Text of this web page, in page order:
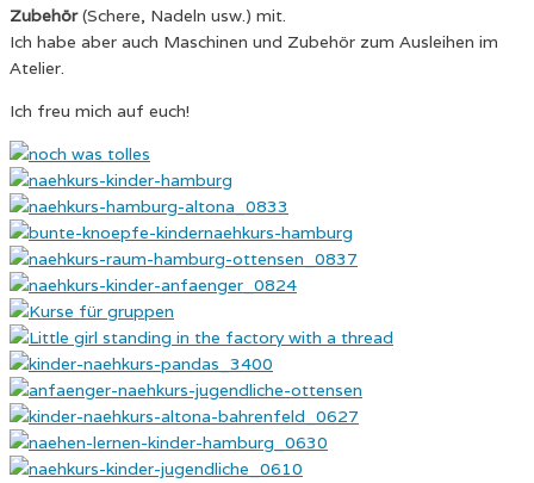
Zubehör(Schere, Nadeln usw.) mit.
Ich habe aber auch Maschinen und Zubehör zum Ausleihen im
Atelier.
Ich freu mich auf euch!